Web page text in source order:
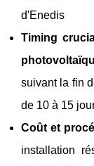
d'Enedis
Timing
suivant la fin
de 10 à 15
Coût et
installation